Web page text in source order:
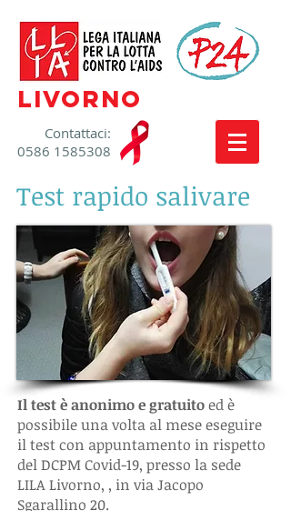
livorno
​Contattaci:
0586 1585308
Test rapido salivare
Il test è anonimo e gratuitoed è
possibile una volta al mese eseguire
il test con appuntamento in rispetto
del DCPM Covid-19, presso la sede
LILA Livorno, , in via Jacopo
Sgarallino 20.